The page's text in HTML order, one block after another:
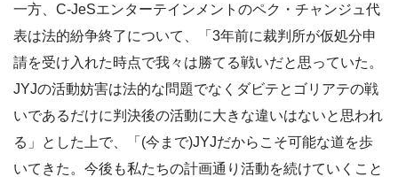
一方、C-JeSエンターテインメントのペク・チャンジュ代
表は法的紛争終了について、「3年前に裁判所が仮処分申
請を受け入れた時点で我々は勝てる戦いだと思っていた。
JYJの活動妨害は法的な問題でなくダビテとゴリアテの戦
いであるだけに判決後の活動に大きな違いはないと思われ
る」とした上で、「(今まで)JYJだからこそ可能な道を歩
いてきた。今後も私たちの計画通り活動を続けていくこと